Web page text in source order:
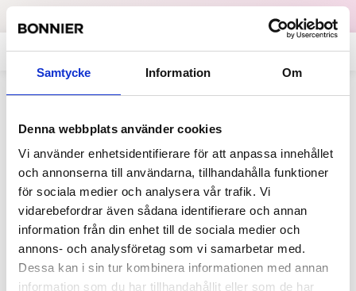
Samtycke Information Om
Denna webbplats använder cookies
Vi använder enhetsidentifierare för att anpassa innehållet
och annonserna till användarna, tillhandahålla funktioner
för sociala medier och analysera vår trafik. Vi
vidarebefordrar även sådana identifierare och annan
information från din enhet till de sociala medier och
annons- och analysföretag som vi samarbetar med.
Dessa kan i sin tur kombinera informationen med annan
information som du har tillhandahållit eller som de har
Dataskydd
Allt på sajten som innehåller
"Månpocket"
2011-03-22
Sju miljoner pocketböcker
blir klimatsmarta
Idag lanserar Månpocket och Bonnier
Pocket Klimatsmart pocket: en ny